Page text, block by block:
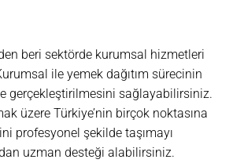
beri sektörde kurumsal hizmetleri
ile yemek dağıtım sürecinin
gerçekleştirilmesini sağlayabilirsiniz.
üzere Türkiye’nin birçok noktasına
profesyonel şekilde taşımayı
uzman desteği alabilirsiniz.